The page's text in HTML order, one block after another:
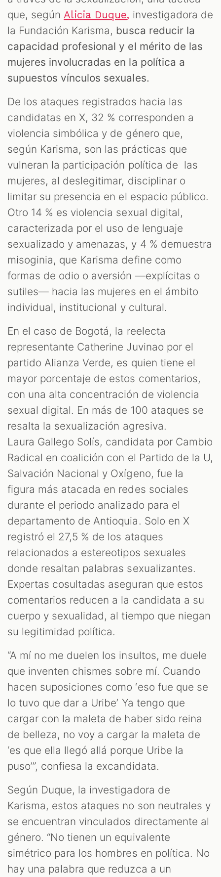
que, según Alicia Duque, investigadora de
la Fundación Karisma, busca reducir la
capacidad profesional y el mérito de las
mujeres involucradas en la política a
supuestos vínculos sexuales.
De los ataques registrados hacia las
candidatas en X, 32 % corresponden a
violencia simbólica y de género que,
según Karisma, son las prácticas que
vulneran la participación política de las
mujeres, al deslegitimar, disciplinar o
limitar su presencia en el espacio público.
Otro 14 % es violencia sexual digital,
caracterizada por el uso de lenguaje
sexualizado y amenazas, y 4 % demuestra
misoginia, que Karisma define como
formas de odio o aversión —explícitas o
sutiles— hacia las mujeres en el ámbito
individual, institucional y cultural.
En el caso de Bogotá, la reelecta
representante Catherine Juvinao por el
partido Alianza Verde, es quien tiene el
mayor porcentaje de estos comentarios,
con una alta concentración de violencia
sexual digital. En más de 100 ataques se
resalta la sexualización agresiva.
Laura Gallego Solís, candidata por Cambio
Radical en coalición con el Partido de la U,
Salvación Nacional y Oxígeno, fue la
figura más atacada en redes sociales
durante el periodo analizado para el
departamento de Antioquia. Solo en X
registró el 27,5 % de los ataques
relacionados a estereotipos sexuales
donde resaltan palabras sexualizantes.
Expertas cosultadas aseguran que estos
comentarios reducen a la candidata a su
cuerpo y sexualidad, al tiempo que niegan
su legitimidad política.
“A mí no me duelen los insultos, me duele
que inventen chismes sobre mí. Cuando
hacen suposiciones como ‘eso fue que se
lo tuvo que dar a Uribe’ Ya tengo que
cargar con la maleta de haber sido reina
de belleza, no voy a cargar la maleta de
‘es que ella llegó allá porque Uribe la
puso’”, confiesa la excandidata.
Según Duque, la investigadora de
Karisma, estos ataques no son neutrales y
se encuentran vinculados directamente al
género. “No tienen un equivalente
simétrico para los hombres en política. No
hay una palabra que reduzca a un